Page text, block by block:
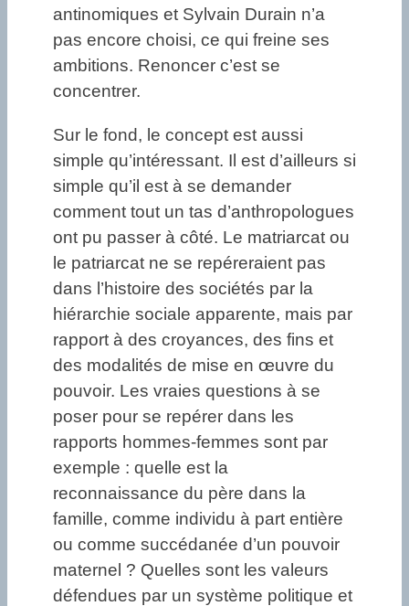
antinomiques et Sylvain Durain n’a
pas encore choisi, ce qui freine ses
ambitions. Renoncer c’est se
concentrer.
Sur le fond, le concept est aussi
simple qu’intéressant. Il est d’ailleurs si
simple qu’il est à se demander
comment tout un tas d’anthropologues
ont pu passer à côté. Le matriarcat ou
le patriarcat ne se repéreraient pas
dans l’histoire des sociétés par la
hiérarchie sociale apparente, mais par
rapport à des croyances, des fins et
des modalités de mise en œuvre du
pouvoir. Les vraies questions à se
poser pour se repérer dans les
rapports hommes-femmes sont par
exemple : quelle est la
reconnaissance du père dans la
famille, comme individu à part entière
ou comme succédanée d’un pouvoir
maternel ? Quelles sont les valeurs
défendues par un système politique et